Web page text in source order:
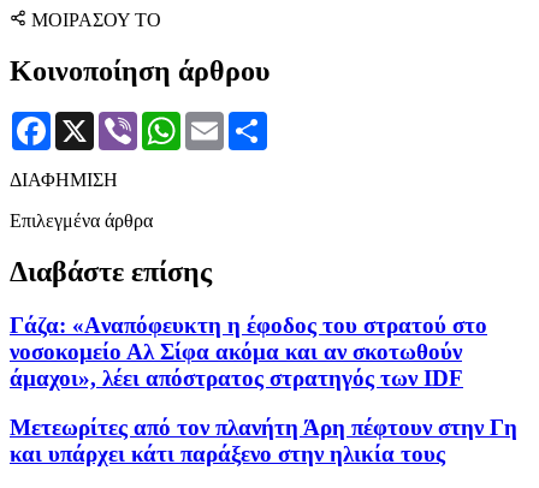
ΜΟΙΡΑΣΟΥ ΤΟ
Κοινοποίηση άρθρου
Facebook
X Viber WhatsApp
Email
ΔΙΑΦΗΜΙΣΗ
Επιλεγμένα άρθρα
Διαβάστε επίσης
Γάζα: «Aναπόφευκτη η έφοδος του στρατού στο
νοσοκομείο Αλ Σίφα ακόμα και αν σκοτωθούν
άμαχοι», λέει απόστρατος στρατηγός των IDF
Μετεωρίτες από τον πλανήτη Άρη πέφτουν στην Γη
και υπάρχει κάτι παράξενο στην ηλικία τους